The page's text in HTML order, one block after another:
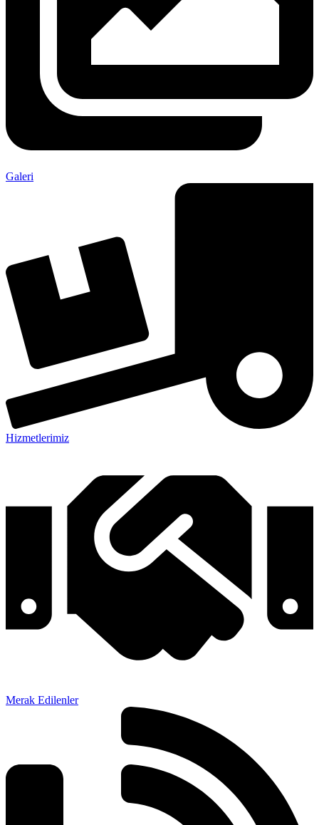
Galeri
Hizmetlerimiz
Merak Edilenler